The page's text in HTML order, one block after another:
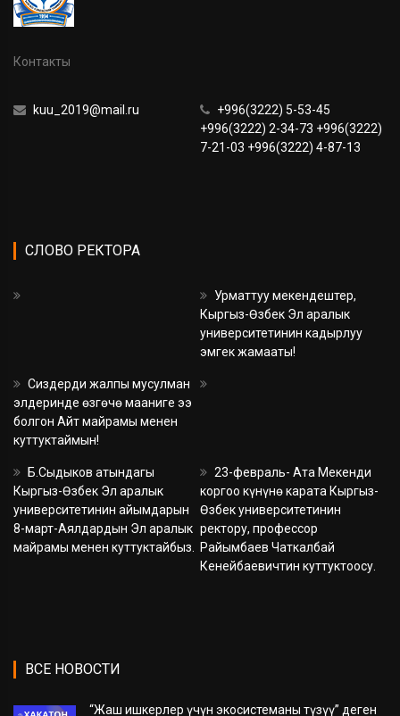
Контакты
kuu_2019@mail.ru
+996(3222) 5-53-45
+996(3222) 2-34-73 +996(3222)
7-21-03 +996(3222) 4-87-13
СЛОВО РЕКТОРА
Урматтуу мекендештер,
Кыргыз-Өзбек Эл аралык
университетинин кадырлуу
эмгек жамааты!
Сиздерди жалпы мусулман
элдеринде өзгөчө мааниге ээ
болгон Айт майрамы менен
куттуктаймын!
Б.Сыдыков атындагы
Кыргыз-Өзбек Эл аралык
университетинин айымдарын
8-март-Аялдардын Эл аралык
майрамы менен куттуктайбыз.
23-февраль- Ата Мекенди
коргоо күнүнө карата Кыргыз-
Өзбек университетинин
ректору, профессор
Райымбаев Чаткалбай
Кенейбаевичтин куттуктоосу.
ВСЕ НОВОСТИ
“Жаш ишкерлер үчүн экосистеманы түзүү” деген